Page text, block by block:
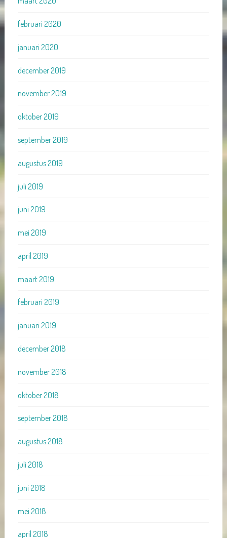
februari 2020
januari 2020
december 2019
november 2019
oktober 2019
september 2019
augustus 2019
juli 2019
juni 2019
mei 2019
april 2019
maart 2019
februari 2019
januari 2019
december 2018
november 2018
oktober 2018
september 2018
augustus 2018
juli 2018
juni 2018
mei 2018
april 2018